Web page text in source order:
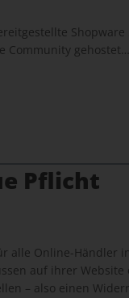
Shopware
Community gehostet…
Pflicht
alle Online-Händler
auf ihrer Website
– also einen